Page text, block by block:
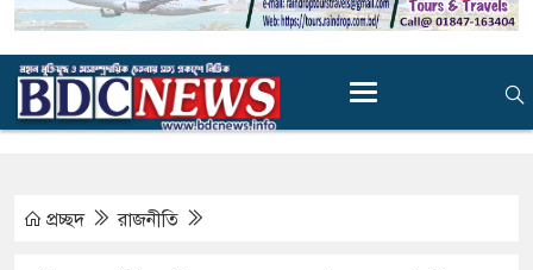
প্রচ্ছদ রাজনীতি